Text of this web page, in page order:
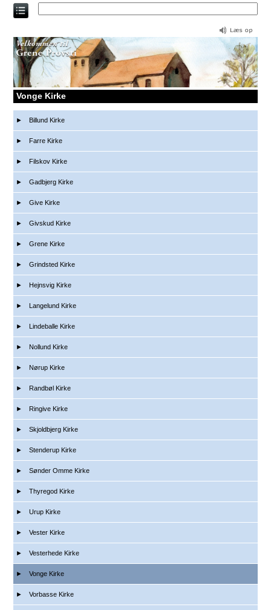
Direkte
til
Vonge Kirke
Billund Kirke
Farre Kirke
Filskov Kirke
Gadbjerg Kirke
Give Kirke
Givskud Kirke
Grene Kirke
Grindsted Kirke
Hejnsvig Kirke
Langelund Kirke
Lindeballe Kirke
Nollund Kirke
Nørup Kirke
Randbøl Kirke
Ringive Kirke
Skjoldbjerg Kirke
Stenderup Kirke
Sønder Omme Kirke
Thyregod Kirke
Urup Kirke
Vester Kirke
Vesterhede Kirke
Vonge Kirke
Vorbasse Kirke